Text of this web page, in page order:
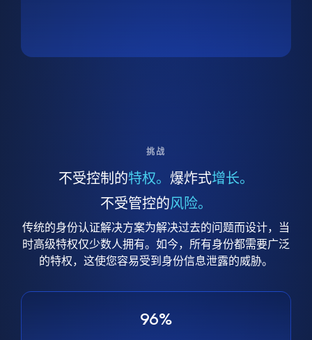
挑战
不受控制的特权。 爆炸式增长。
不受管控的风险。
传统的身份认证解决方案为解决过去的问题而设计，当
时高级特权仅少数人拥有。如今，所有身份都需要广泛
的特权，这使您容易受到身份信息泄露的威胁。
96%